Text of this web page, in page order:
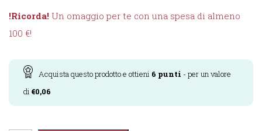
!Ricorda! Un omaggio per te con una spesa di almeno
100 €!
Acquista questo prodotto e ottieni 6 punti - per un valore
di €0,06